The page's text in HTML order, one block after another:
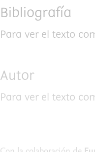
Bibliografía
Para ver el texto
Autor
Para ver el texto